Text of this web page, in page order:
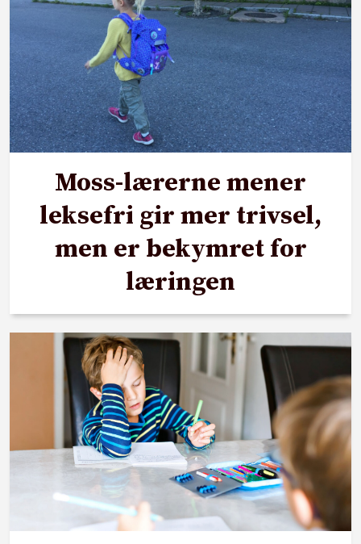
Moss-lærerne mener
leksefri gir mer trivsel,
men er bekymret for
læringen